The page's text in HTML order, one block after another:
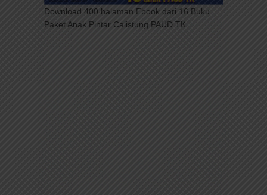
Download 400 halaman Ebook dari 16 Buku
Paket Anak Pintar Calistung PAUD TK